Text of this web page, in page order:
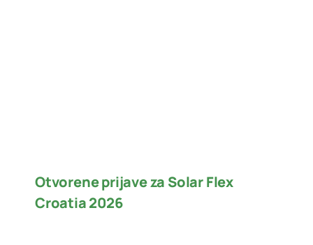
Otvorene prijave za Solar Flex
Croatia 2026